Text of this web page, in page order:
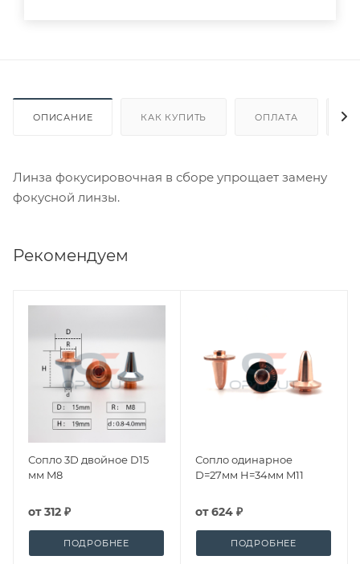
ОПИСАНИЕ КАК КУПИТЬ ОПЛАТА
Линза фокусировочная в сборе упрощает замену
фокусной линзы.
Рекомендуем
Сопло 3D двойное D15
мм M8
от312 ₽
ПОДРОБНЕЕ
Сопло одинарное
D=27мм H=34мм M11
от624 ₽
ПОДРОБНЕЕ